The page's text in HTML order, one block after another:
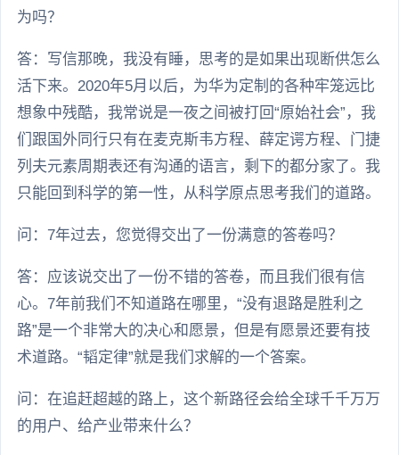
为吗？
答：写信那晚，我没有睡，思考的是如果出现断供怎么
活下来。2020年5月以后，为华为定制的各种牢笼远比
想象中残酷，我常说是一夜之间被打回“原始社会”，我
们跟国外同行只有在麦克斯韦方程、薛定谔方程、门捷
列夫元素周期表还有沟通的语言，剩下的都分家了。我
只能回到科学的第一性，从科学原点思考我们的道路。
问：7年过去，您觉得交出了一份满意的答卷吗？
答：应该说交出了一份不错的答卷，而且我们很有信
心。7年前我们不知道路在哪里，“没有退路是胜利之
路”是一个非常大的决心和愿景，但是有愿景还要有技
术道路。“韬定律”就是我们求解的一个答案。
问：在追赶超越的路上，这个新路径会给全球千千万万
的用户、给产业带来什么？